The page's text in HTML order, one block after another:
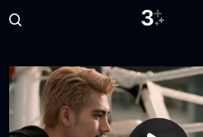
จะน็อคเขา หรือให้ เ